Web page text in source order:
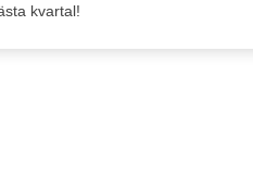
kvartal!